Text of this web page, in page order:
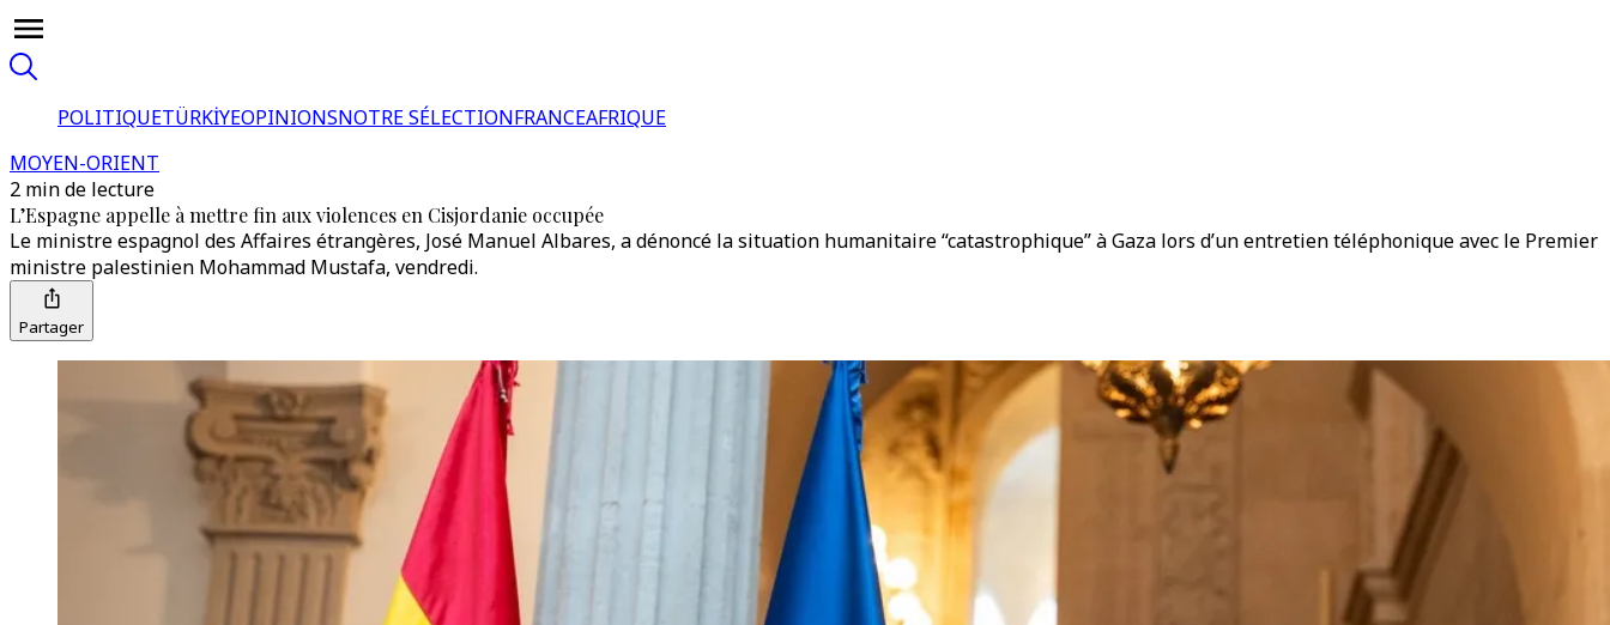
POLITIQUETÜRKİYEOPINIONSNOTRE SÉLECTIONFRANCEAFRIQUE
MOYEN-ORIENT
2 min de lecture
L’Espagne appelle à mettre fin aux violences en Cisjordanie occupée
Le ministre espagnol des Affaires étrangères, José Manuel Albares, a dénoncé la situation humanitaire “catastrophique” à Gaza lors d’un entretien téléphonique avec le Premier
ministre palestinien Mohammad Mustafa, vendredi.
Partager